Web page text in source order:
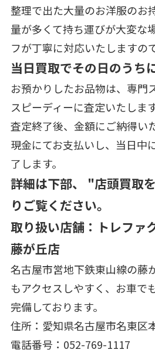
整理で出た大量のお洋服のお
量が多くて持ち運びが大変な
フが丁寧に対応いたしますの
当日買取でその日のうち
お預かりしたお品物は、専門
スピーディーに査定いたします
査定終了後、金額にご納得い
現金にてお支払いし、当日中
了します。
詳細は下部、 "店頭買取
りご覧ください。
取り扱い店舗：トレファ
藤が丘店
名古屋市営地下鉄東山線の藤
もアクセスしやすく、お車で
完備しております。
住所：愛知県名古屋市名東区
電話番号：052-769-1117